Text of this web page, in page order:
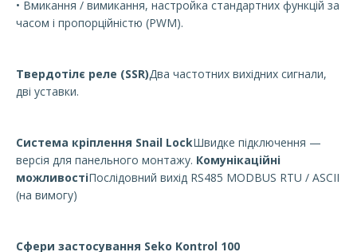
• Вмикання / вимикання, настройка стандартних функцій за
часом і пропорційністю (PWM).
Твердотілє реле (SSR)Два частотних вихідних сигнали,
дві уставки.
Система кріплення Snail LockШвидке підключення —
версія для панельного монтажу. Комунікаційні
можливостіПослідовний вихід RS485 MODBUS RTU / ASCII
(на вимогу)
Сфери застосування Seko Kontrol 100